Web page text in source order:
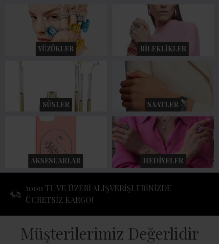
YÜZÜKLER BILEKLIKLER
SÜSLER SAATLER
AKSESUARLAR HEDIYELER
1000 TL VE ÜZERİ ALIŞVERİŞLERİNİZDE
ÜCRETSİZ KARGO!
Müşterilerimiz Değerlidir